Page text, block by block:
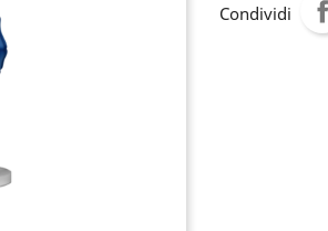
Condividi